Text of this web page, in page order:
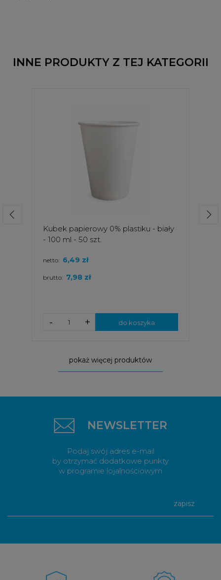
INNE PRODUKTY Z TEJ KATEGORII
Kubek papierowy 0% plastiku - biały
- 100 ml - 50 szt.
brutto: 7,98 zł
netto: 6,49 zł
+
- do koszyka
pokaż więcej produktów
NEWSLETTER
Podaj swój adres e-mail
by otrzymać dodatkowe punkty
w programie lojalnościowym
zapisz